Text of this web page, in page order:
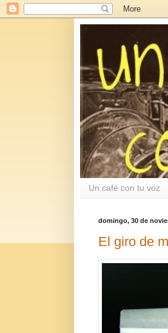
Un café con tu voz
domingo, 30 de
El giro de